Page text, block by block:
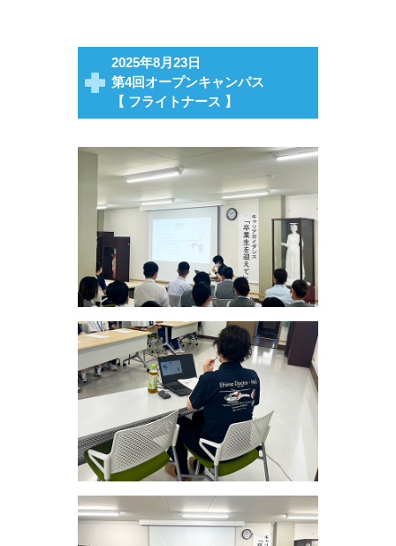
2025年8月23日
第4回オープンキャンパス
【 フライトナース 】